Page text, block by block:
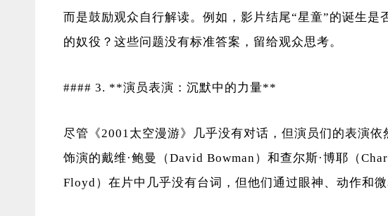
而是鼓励观众自行解读。例如，影片结尾“星童”的诞生
的奴役？这些问题没有标准答案，留给观众思考。
#### 3. **演员表演：沉默中的力量**
尽管《2001太空漫游》几乎没有对话，但演员们的表演依
饰演的戴维·鲍曼（David Bowman）和查尔斯·博耶（
Floyd）在片中几乎没有台词，但他们通过眼神、动作和